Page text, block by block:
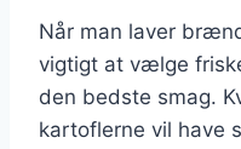
Når man laver
vigtigt at vælge
den bedste smag.
kartoflerne vil have